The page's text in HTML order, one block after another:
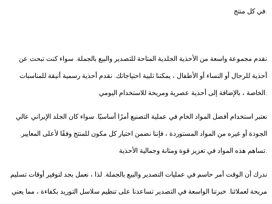
في كل منتج.
نقدم مجموعة واسعة من الأحذية الجلدية المتاحة للتصدير والبيع بالجملة. سواء كنت تبحث عن
أحذية للرجال أو النساء أو الأطفال ، يمكننا تلبية احتياجاتك. نقدم أحذية رسمية أنيقة للمناسبات
الخاصة ، بالإضافة إلى أحذية عصرية ومريحة للاستخدام اليومي.
نعتبر استخدام أفضل المواد الخام في عملية التصنيع أمرًا أساسيًا. سواء كان الجلد الإيراني عالي
الجودة أو غيره من المواد المستوردة ، فإننا نضمن اختيار كل مكون للمنتج وفقًا لأعلى المعايير.
تساهم هذه المواد في تعزيز قوة ومتانة وجمالية الأحذية.
ندرك أن الوقت أمر حاسم في عمليات التصدير والبيع بالجملة. لذا ، نعمل بجد لتوفير أوقات تسليم
مريحة لعملائنا. خبرتنا الواسعة في التصدير تساعدنا على تنظيم سلاسل التوريد بكفاءة ، مما يعني